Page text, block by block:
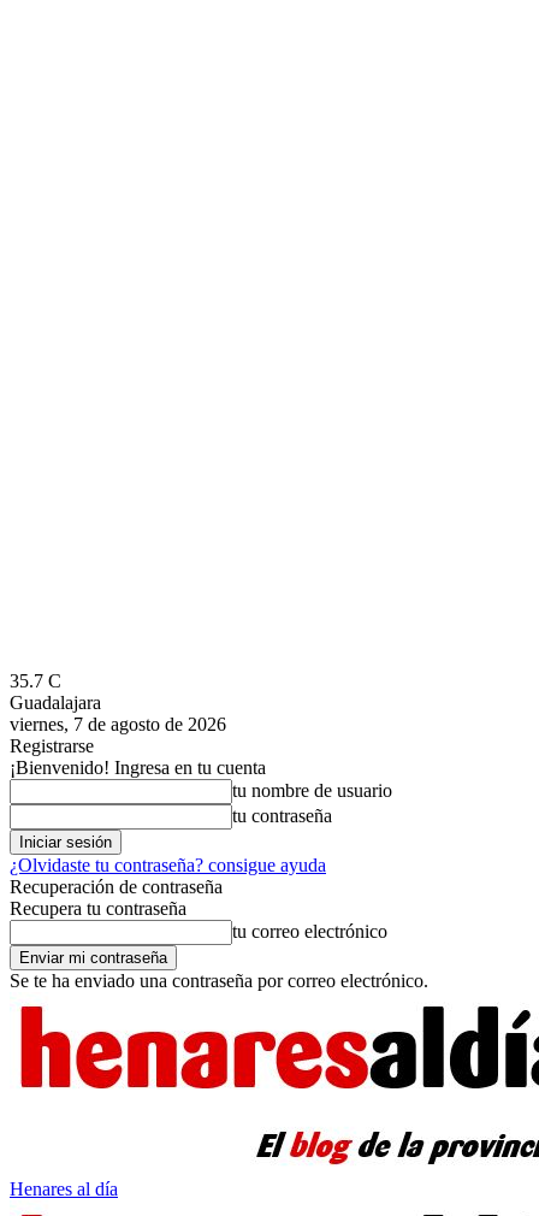
35.7 C
Guadalajara
viernes, 7 de agosto de 2026
Registrarse
¡Bienvenido! Ingresa en tu cuenta
tu nombre de usuario
tu contraseña
¿Olvidaste tu contraseña? consigue ayuda
Recuperación de contraseña
Recupera tu contraseña
tu correo electrónico
Se te ha enviado una contraseña por correo electrónico.
Henares al día